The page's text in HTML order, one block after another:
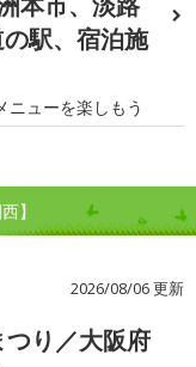
駅、宿泊施
ニューを楽しもう
】
2026/08/06 更新
り／大阪府